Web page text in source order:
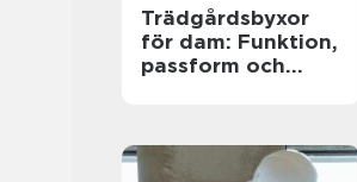
Trädgårdsbyxor
för dam: Funktion,
passform och